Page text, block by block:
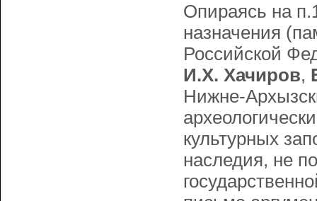
Опираясь на
назначения
Российской
И.Х. Хачиров,
Нижне-
культурных
наследия, не